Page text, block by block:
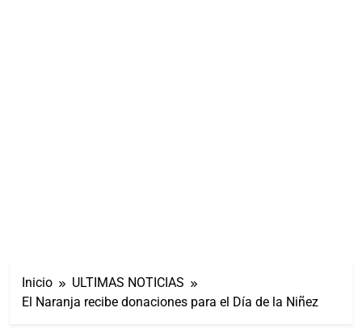
Inicio
ULTIMAS NOTICIAS
El Naranja recibe donaciones para el Día de la Niñez